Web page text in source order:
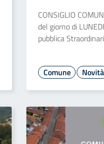
CONSIGLIO
del giorno di
pubblica
Comune Novità